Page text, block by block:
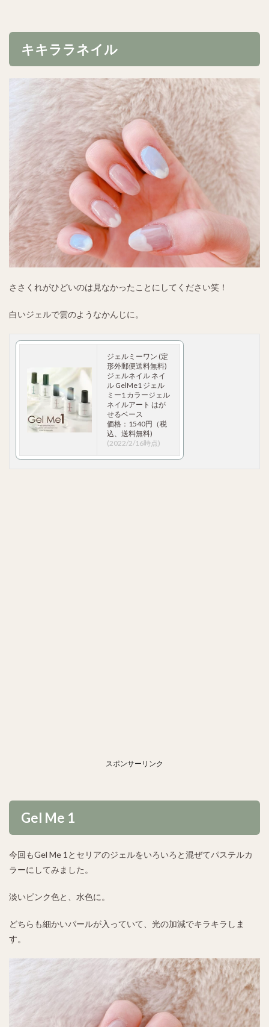
キキララネイル
ささくれがひどいのは見なかったことにしてください笑！
白いジェルで雲のようなかんじに。
ジェルミーワン (定
形外郵便送料無料)
ジェルネイル ネイ
ル GelMe1 ジェル
ミー1 カラージェル
ネイルアート はが
せるベース
価格：1540円（税
込、送料無料)
(2022/2/16時点)
スポンサーリンク
Gel Me 1
今回もGel Me 1とセリアのジェルをいろいろと混ぜてパステルカ
ラーにしてみました。
淡いピンク色と、水色に。
どちらも細かいパールが入っていて、光の加減でキラキラしま
す。